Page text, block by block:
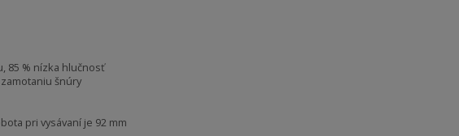
85 % nízka hlučnosť
šnúry
pri vysávaní je 92 mm